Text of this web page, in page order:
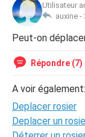
Utilisateur
auxine -
Peut-on
Répondre (7)
A voir également:
Deplacer rosier
Deplacer un